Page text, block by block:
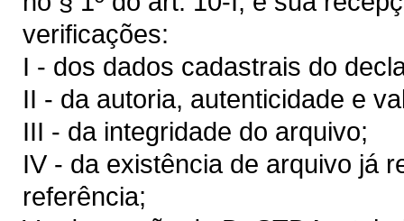
verificações:
I - dos dados cadastrais do
II - da autoria, autenticidade e
III - da integridade do arquivo;
IV - da existência de arquivo já
referência;